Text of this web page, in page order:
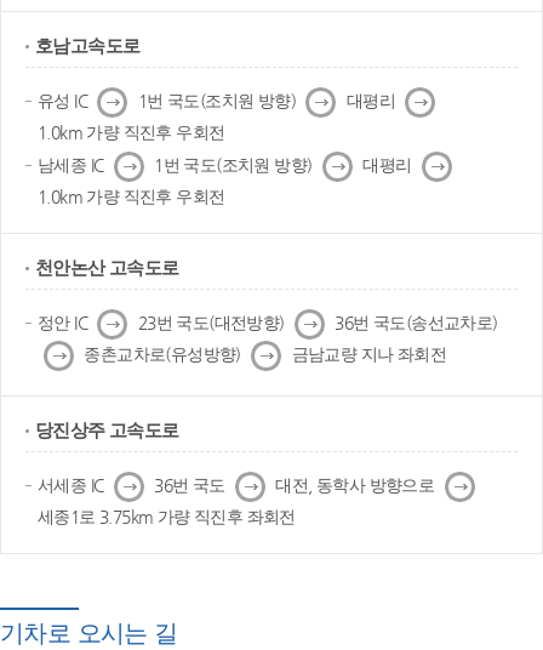
호남고속도로
유성 IC 다
음
1번 국도(조치원 방향) 다
음
대평리 다
음
1.0km 가량 직진후 우회전
남세종 IC 다
음
1번 국도(조치원 방향) 다
음
대평리
다
음
1.0km 가량 직진후 우회전
천안논산 고속도로
정안 IC 다
음
23번 국도(대전방향) 다
음
36번 국도(송선교차로)
다
음
종촌교차로(유성방향) 다
음
금남교량 지나 좌회전
당진상주 고속도로
서세종 IC 다
음
36번 국도 다
음
대전, 동학사 방향으로 다
음
세종1로 3.75km 가량 직진후 좌회전
기차로 오시는 길